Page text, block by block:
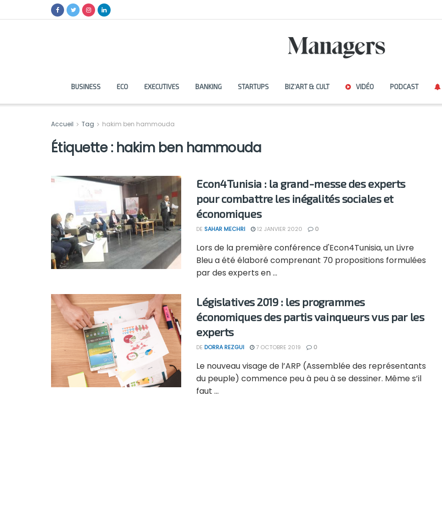
BUSINESS ECO EXECUTIVES BANKING STARTUPS BIZ’ART & CULT VIDÉO PODCAST
Accueil Tag hakim ben hammouda
Étiquette : hakim ben hammouda
Econ4Tunisia : la grand-messe des experts
pour combattre les inégalités sociales et
économiques
DE SAHAR MECHRI 12 JANVIER 2020 0
Lors de la première conférence d'Econ4Tunisia, un Livre
Bleu a été élaboré comprenant 70 propositions formulées
par des experts en ...
Législatives 2019 : les programmes
économiques des partis vainqueurs vus par les
experts
DE DORRA REZGUI 7 OCTOBRE 2019 0
Le nouveau visage de l’ARP (Assemblée des représentants
du peuple) commence peu à peu à se dessiner. Même s’il
faut ...